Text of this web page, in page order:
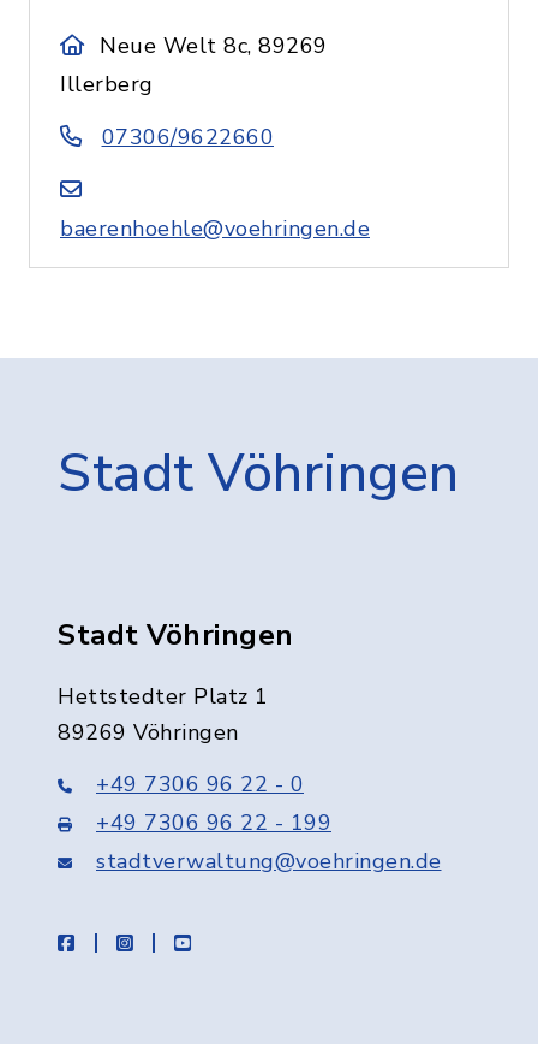
Neue Welt 8c, 89269
Illerberg
07306/9622660
baerenhoehle@voehringen.de
Stadt Vöhringen
Stadt Vöhringen
Hettstedter Platz 1
89269 Vöhringen
+49 7306 96 22 - 0
+49 7306 96 22 - 199
stadtverwaltung@voehringen.de
facebookinstagramyoutube